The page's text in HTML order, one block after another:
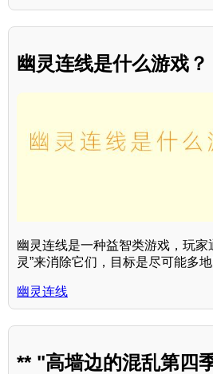
幽灵连线是什么游戏？
幽灵连线是一种益智类游戏，玩家
灵”来消除它们，目标是尽可能多
幽灵连线
** "高墙边的混乱第四